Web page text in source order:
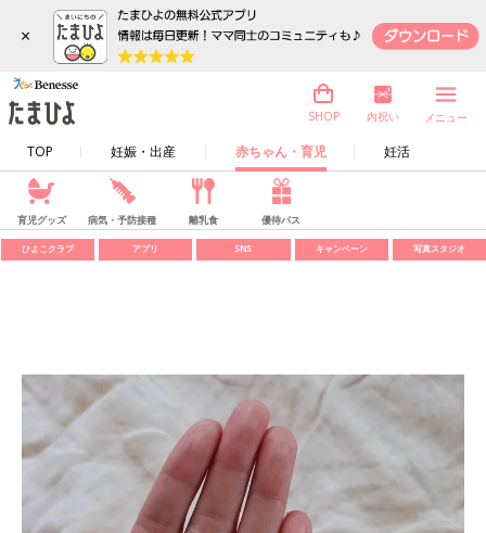
×
TOP 妊娠・出産 赤ちゃん・育児 妊活
SHOP 内祝い メニュー
育児グッズ 病気・予防接種 離乳食 優待パス
ひよこクラブ アプリ SNS キャンペーン 写真スタジオ